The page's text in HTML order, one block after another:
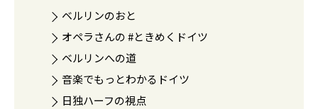
ベルリンのおと
オペラさんの #ときめくドイツ
ベルリンへの道
音楽でもっとわかるドイツ
日独ハーフの視点